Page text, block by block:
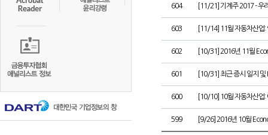
604 [11/21] 기계주 2017 - 우
603 [11/14] 11월 자동차산업
602 [10/31] 2016년 11월
601 [10/31] 최근 증시 일지 및
600 [10/10] 10월 자동차산업:
599 [9/26] 2016년 10월